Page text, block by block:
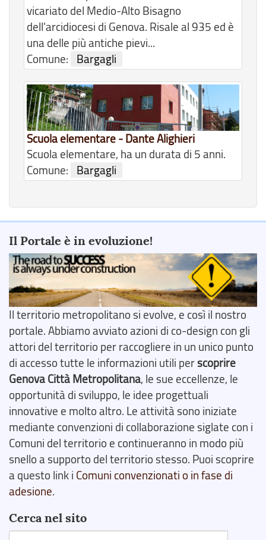
vicariato del Medio-Alto Bisagno
dell'arcidiocesi di Genova. Risale al 935 ed è
una delle più antiche pievi...
Comune:
Bargagli
Scuola elementare - Dante Alighieri
Scuola elementare, ha un durata di 5 anni.
Comune:
Bargagli
Il Portale è in evoluzione!
Il territorio metropolitano si evolve, e così il nostro
portale. Abbiamo avviato azioni di co-design con gli
attori del territorio per raccogliere in un unico punto
di accesso tutte le informazioni utili perscoprire
Genova Città Metropolitana, le sue eccellenze, le
opportunità di sviluppo, le idee progettuali
innovative e molto altro. Le attività sono iniziate
mediante convenzioni di collaborazione siglate con i
Comuni del territorio e continueranno in modo più
snello a supporto del territorio stesso. Puoi scoprire
a questo link i Comuni convenzionati o in fase di
adesione.
Cerca nel sito